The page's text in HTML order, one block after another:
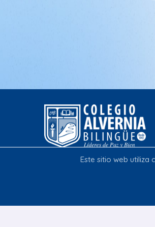
Este sitio web